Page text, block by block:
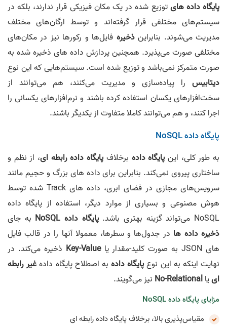
پایگاه داده هایتوزیع شده در یک مکان فیزیکی قرار ندارند، بلکه در
سیستم‌های مختلفی قرار گرفته‌اند و توسط ارگان‌های مختلف
مدیریت می‌شوند. بنابراینذخیره فایل‌ها و رکورها نیز در مکان‌های
مختلفی صورت می‌پذیرد. همچنین پردازش داده های ذخیره شده به
صورت متمرکز نمی‌باشد و توزیع شده است. سیستم‌هایی که این نوع
دیتابیس را پیاده‌سازی و مدیریت می‌کنند، هم می‌توانند از
سخت‌افزارهای یکسان استفاده کرده باشند و نرم‌افزارهای یکسانی را
اجرا کنند، و هم می‌توانند کاملا متفاوت از یکدیگر باشند.
پایگاه داده NoSQL
به طور کلی، این پایگاه داده برخلاف پایگاه داده رابطه ای، از نظم و
ساختاری پیروی نمی‌کند. بنابراین برای داده های بزرگ و حجیم مانند
سرویس‌های مجازی در فضای ابری، داده های Track شده توسط
هوش مصنوعی و بسیاری از موارد دیگر، استفاده از پایگاه داده
NoSQL می‌تواند گزینه بهتری باشد.
پایگاه داده NoSQL
به جای
ذخیره داده ها در جدول‌ها و سطرها، معمولا آنها را در قالب فایل
های JSON به صورت کلید-مقدار یا
Key-Value ذخیره می‌کند. در
نهایت اینکه به این نوعپایگاه دادهبه اصطلاح پایگاه دادهغیر رابطه
اییاNo-Relational نیز می‌گویند.
مزایای پایگاه داده NoSQL
مقیاس‌پذیری بالا، برخلاف پایگاه داده رابطه ای